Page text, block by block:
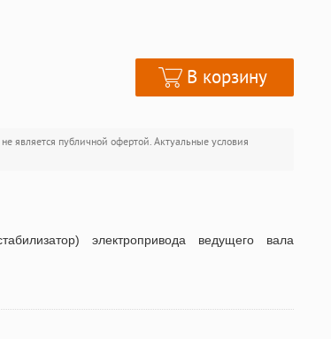
В корзину
является публичной офертой. Актуальные условия
электропривода ведущего вала